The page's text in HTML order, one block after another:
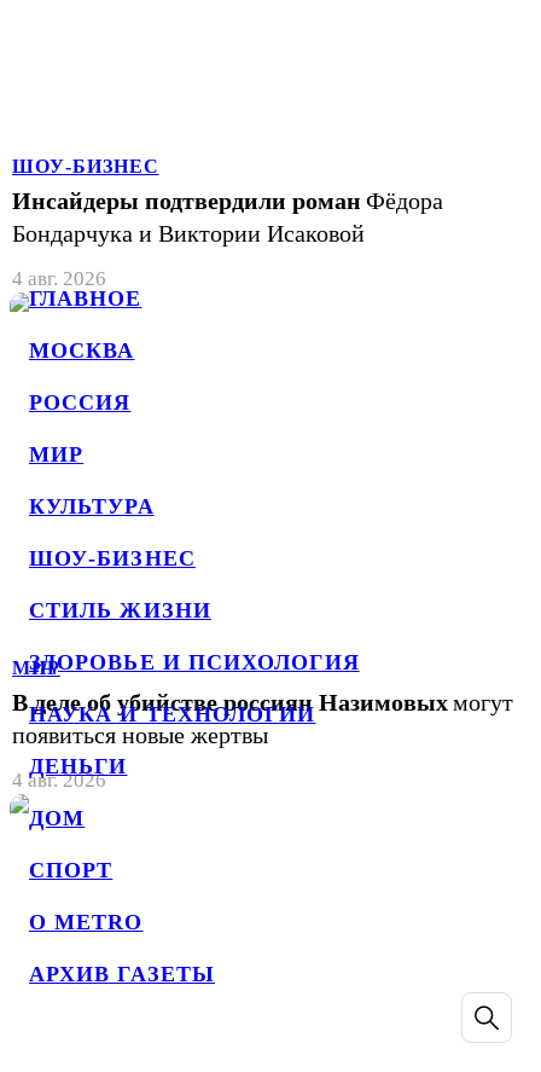
ГЛАВНОЕ
МОСКВА
РОССИЯ
МИР
КУЛЬТУРА
ШОУ-БИЗНЕС
СТИЛЬ ЖИЗНИ
ЗДОРОВЬЕ И ПСИХОЛОГИЯ
НАУКА И ТЕХНОЛОГИИ
ДЕНЬГИ
ДОМ
СПОРТ
О METRO
АРХИВ ГАЗЕТЫ
ШОУ-БИЗНЕС
Инсайдеры подтвердили роман Фёдора
Бондарчука и Виктории Исаковой
4 авг. 2026
МИР
В деле об убийстве россиян Назимовыхмогут
появиться новые жертвы
4 авг. 2026